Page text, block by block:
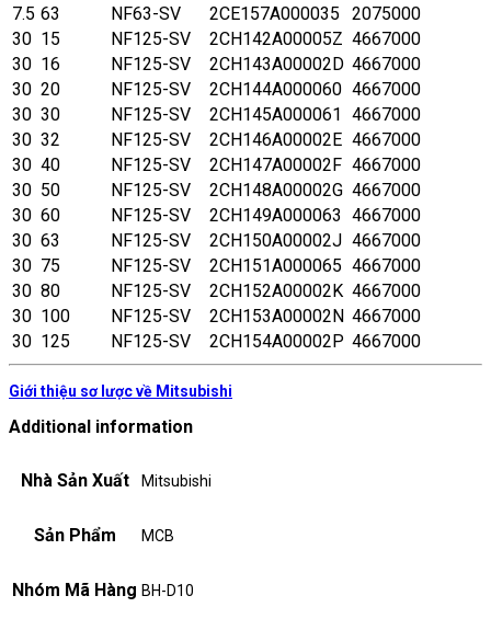
7.5 63 NF63-SV 2CE157A000035
2075000
30 15 NF125-SV 2CH142A00005Z 4667000
30 16 NF125-SV 2CH143A00002D 4667000
30 20 NF125-SV 2CH144A000060 4667000
30 30 NF125-SV 2CH145A000061 4667000
30 32 NF125-SV 2CH146A00002E 4667000
30 40 NF125-SV 2CH147A00002F 4667000
30 50 NF125-SV 2CH148A00002G 4667000
30 60 NF125-SV 2CH149A000063 4667000
30 63 NF125-SV 2CH150A00002J 4667000
30 75 NF125-SV 2CH151A000065 4667000
30 80 NF125-SV 2CH152A00002K 4667000
30 100 NF125-SV 2CH153A00002N 4667000
30 125 NF125-SV 2CH154A00002P 4667000
Giới thiệu sơ lược về Mitsubishi
Additional information
Nhà Sản Xuất Mitsubishi
Sản Phẩm MCB
Nhóm Mã Hàng BH-D10